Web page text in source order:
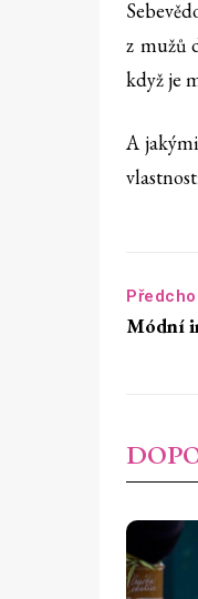
z mužů
když je
A
Módní